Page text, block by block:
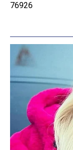
76926